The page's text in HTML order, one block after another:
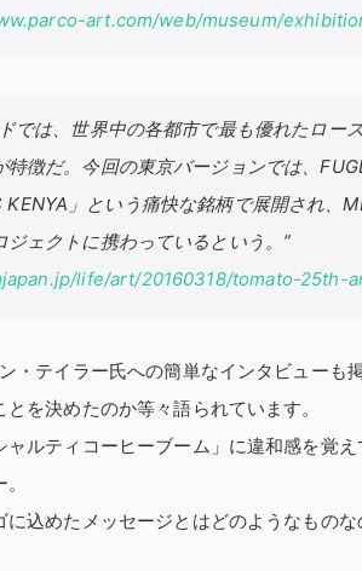
art.com/web/museum/
では、世界中の各都市で最も優れたロー
特徴だ。今回の東京バージョンでは、
KENYA」という痛快な銘柄で展開され、
ジェクトに携わっているという。”
life/art/20160318/tomato-25th-
・テイラー氏への簡単なインタビュー
を決めたのか等々語られています。
ャルティコーヒーブーム」に違和感を覚
に込めたメッセージとはどのようなもの